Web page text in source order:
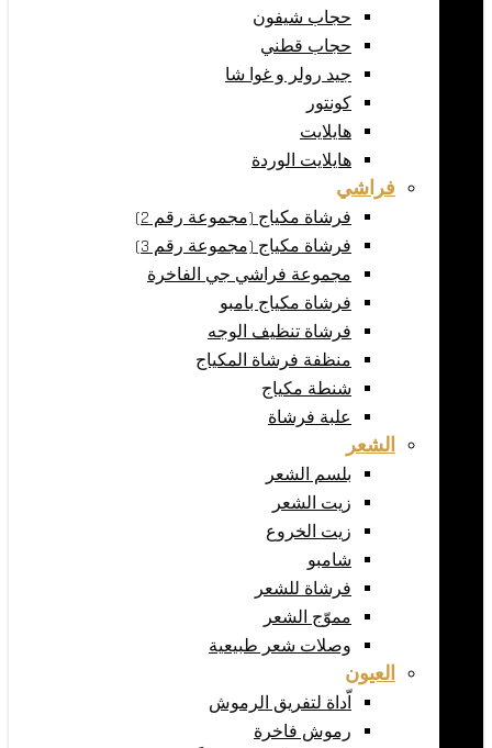
حجاب شيفون
حجاب قطني
جيد رولر و غوا شا
كونتور
هايلايت
هايلايت الوردة
فراشي
فرشاة مكياج (مجموعة رقم 2)
فرشاة مكياج (مجموعة رقم 3)
مجموعة فراشي جي الفاخرة
فرشاة مكياج بامبو
فرشاة تنظيف الوجه
منظفة فرشاة المكياج
شنطة مكياج
علبة فرشاة
الشعر
بلسم الشعر
زيت الشعر
زيت الخروع
شامبو
فرشاة للشعر
مموّج الشعر
وصلات شعر طبيعية
العيون
اّداة لتفريق الرموش
رموش فاخرة